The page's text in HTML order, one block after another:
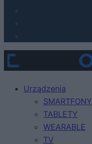
Urządzenia
SMARTFONY
TABLETY
WEARABLE
TV